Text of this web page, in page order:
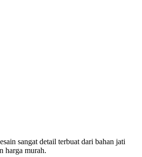
sangat detail terbuat dari bahan jati
harga murah.